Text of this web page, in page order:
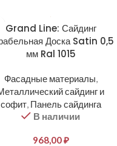
Grand Line: Сайдинг
Доска Satin 0,5
мм Ral 1015
Фасадные материалы,
сайдинг и
софит, Панель сайдинга
В наличии
968,00₽